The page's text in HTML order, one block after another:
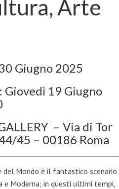
Arte
Giugno 2025
Giovedì 19 Giugno
– Via di Tor
45 – 00186 Roma
del Mondo è il fantastico scenario
e Moderna; in questi ultimi tempi,